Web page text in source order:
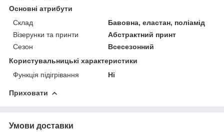
Основні атрибути
Склад
Бавовна, еластан, поліамід
Візерунки та принти
Абстрактний принт
Сезон
Всесезонний
Користувальницькі характеристики
Функція підігрівання
Ні
Приховати
Умови доставки